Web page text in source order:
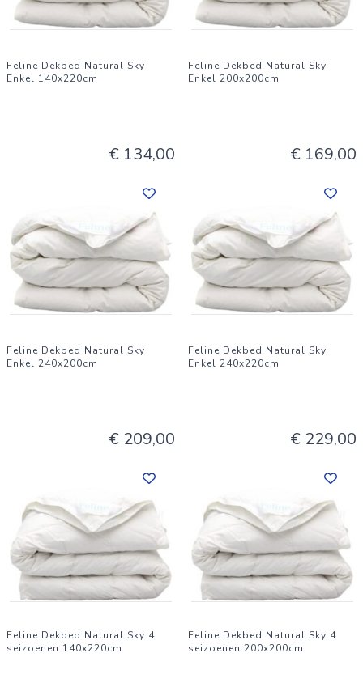
Feline Dekbed Natural Sky
Enkel 140x220cm
€ 134,00
Feline Dekbed Natural Sky
Enkel 200x200cm
€ 169,00
Feline Dekbed Natural Sky
Enkel 240x200cm
€ 209,00
Feline Dekbed Natural Sky
Enkel 240x220cm
€ 229,00
Feline Dekbed Natural Sky 4
seizoenen 140x220cm
Feline Dekbed Natural Sky 4
seizoenen 200x200cm